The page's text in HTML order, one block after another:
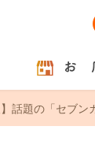
お
】話題の「セブ